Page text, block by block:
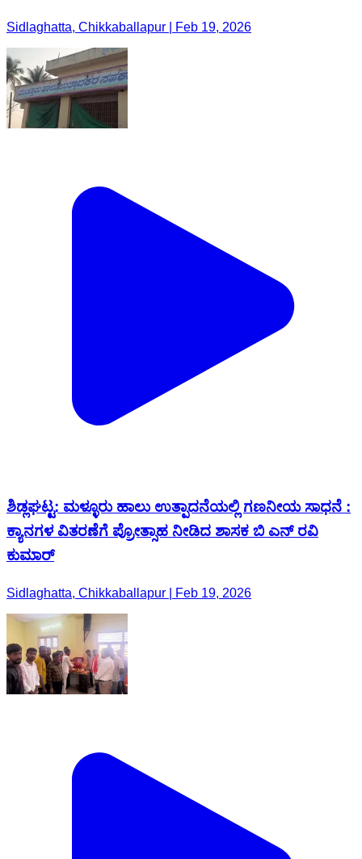
Sidlaghatta, Chikkaballapur | Feb 19, 2026
ಶಿಡ್ಲಘಟ್ಟ: ಮಳ್ಳೂರು ಹಾಲು ಉತ್ಪಾದನೆಯಲ್ಲಿ ಗಣನೀಯ ಸಾಧನೆ :
ಕ್ಯಾನಗಳ ವಿತರಣೆಗೆ ಪ್ರೋತ್ಸಾಹ ನೀಡಿದ ಶಾಸಕ ಬಿ ಎನ್ ರವಿ
ಕುಮಾರ್
Sidlaghatta, Chikkaballapur | Feb 19, 2026